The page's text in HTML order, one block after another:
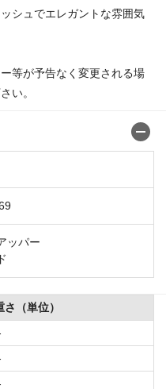
シュでエレガントな雰囲気
等が予告なく変更される場
い。
ッパー
さ（単位）